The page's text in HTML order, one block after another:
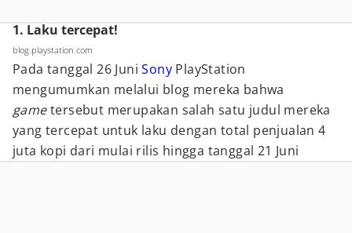
1. Laku tercepat!
blog.playstation.com
Pada tanggal 26 JuniSony PlayStation
mengumumkan melalui blog mereka bahwa
gametersebut merupakan salah satu judul mereka
yang tercepat untuk laku dengan total penjualan 4
juta kopi dari mulai rilis hingga tanggal 21 Juni